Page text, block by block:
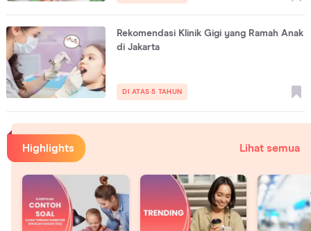
Rekomendasi Klinik Gigi yang Ramah Anak
di Jakarta
DI ATAS 5 TAHUN
Highlights Lihat semua